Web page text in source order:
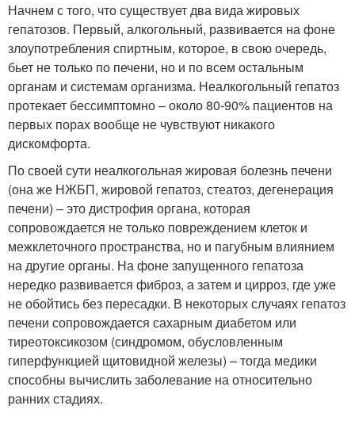
Начнем с того, что существует два вида жировых
гепатозов. Первый, алкогольный, развивается на фоне
злоупотребления спиртным, которое, в свою очередь,
бьет не только по печени, но и по всем остальным
органам и системам организма. Неалкогольный гепатоз
протекает бессимптомно – около 80-90% пациентов на
первых порах вообще не чувствуют никакого
дискомфорта.
По своей сути неалкогольная жировая болезнь печени
(она же НЖБП, жировой гепатоз, стеатоз, дегенерация
печени) – это дистрофия органа, которая
сопровождается не только повреждением клеток и
межклеточного пространства, но и пагубным влиянием
на другие органы. На фоне запущенного гепатоза
нередко развивается фиброз, а затем и цирроз, где уже
не обойтись без пересадки. В некоторых случаях гепатоз
печени сопровождается сахарным диабетом или
тиреотоксикозом (синдромом, обусловленным
гиперфункцией щитовидной железы) – тогда медики
способны вычислить заболевание на относительно
ранних стадиях.